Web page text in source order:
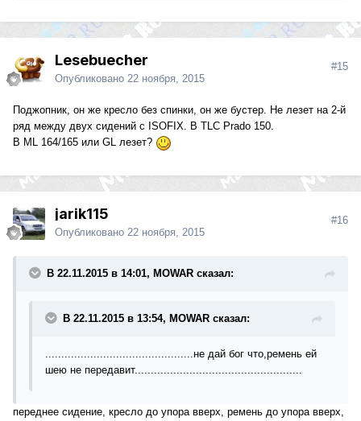
Lesebuecher
Опубликовано 22 ноября, 2015
#15
Поджопник, он же кресло без спинки, он же бустер. Не лезет на 2-й
ряд между двух сидений с ISOFIX. В TLC Prado 150.
В ML 164/165 или GL лезет?
jarik115
Опубликовано 22 ноября, 2015
#16
В 22.11.2015 в 14:01, MOWAR сказал:
В 22.11.2015 в 13:54, MOWAR сказал:
..............................................не дай бог что,ремень ей
шею не передавит....................................................
переднее сидение, кресло до упора вверх, ремень до упора вверх,